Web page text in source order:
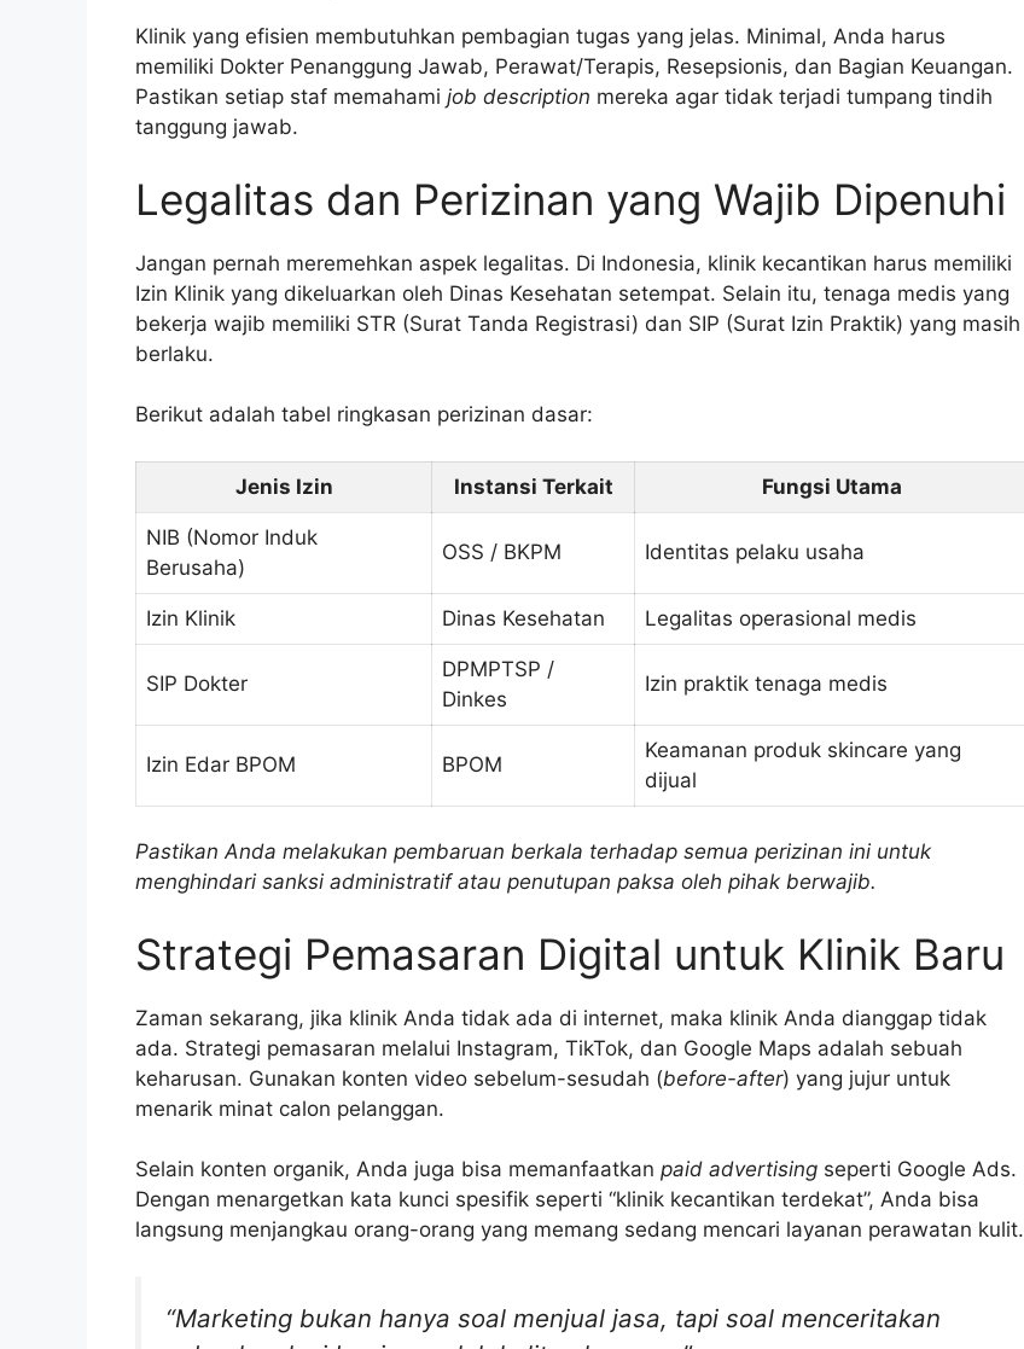
Klinik yang efisien membutuhkan pembagian tugas yang jelas. Minimal, Anda harus
memiliki Dokter Penanggung Jawab, Perawat/Terapis, Resepsionis, dan Bagian Keuangan.
Pastikan setiap staf memahami job description mereka agar tidak terjadi tumpang tindih
tanggung jawab.
Legalitas dan Perizinan yang Wajib Dipenuhi
Jangan pernah meremehkan aspek legalitas. Di Indonesia, klinik kecantikan harus memiliki
Izin Klinik yang dikeluarkan oleh Dinas Kesehatan setempat. Selain itu, tenaga medis yang
bekerja wajib memiliki STR (Surat Tanda Registrasi) dan SIP (Surat Izin Praktik) yang masih
berlaku.
Berikut adalah tabel ringkasan perizinan dasar:
Jenis Izin Instansi Terkait Fungsi Utama
NIB (Nomor Induk
Berusaha)
OSS / BKPM Identitas pelaku usaha
Izin Klinik Dinas Kesehatan Legalitas operasional medis
SIP Dokter
DPMPTSP /
Dinkes
Izin praktik tenaga medis
Izin Edar BPOM BPOM
Keamanan produk skincare yang
dijual
Pastikan Anda melakukan pembaruan berkala terhadap semua perizinan ini untuk
menghindari sanksi administratif atau penutupan paksa oleh pihak berwajib.
Strategi Pemasaran Digital untuk Klinik Baru
Zaman sekarang, jika klinik Anda tidak ada di internet, maka klinik Anda dianggap tidak
ada. Strategi pemasaran melalui Instagram, TikTok, dan Google Maps adalah sebuah
keharusan. Gunakan konten video sebelum-sesudah (before-after) yang jujur untuk
menarik minat calon pelanggan.
Selain konten organik, Anda juga bisa memanfaatkan paid advertising seperti Google Ads.
Dengan menargetkan kata kunci spesifik seperti “klinik kecantikan terdekat”, Anda bisa
langsung menjangkau orang-orang yang memang sedang mencari layanan perawatan kulit.
“Marketing bukan hanya soal menjual jasa, tapi soal menceritakan